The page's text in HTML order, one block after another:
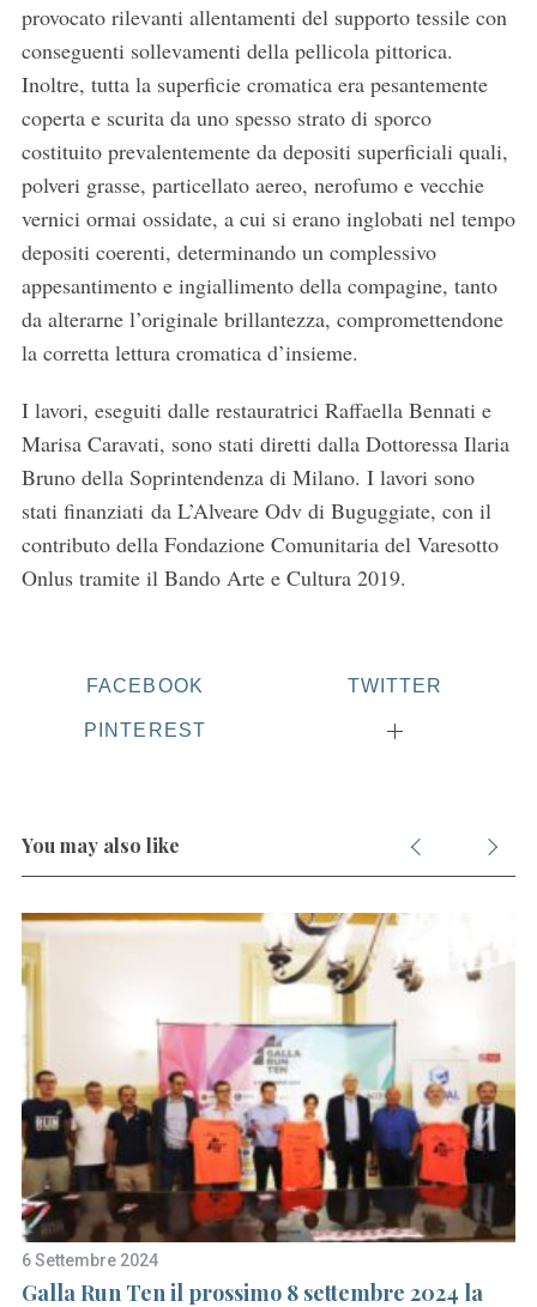
provocato rilevanti allentamenti del supporto tessile con
conseguenti sollevamenti della pellicola pittorica.
Inoltre, tutta la superficie cromatica era pesantemente
coperta e scurita da uno spesso strato di sporco
costituito prevalentemente da depositi superficiali quali,
polveri grasse, particellato aereo, nerofumo e vecchie
vernici ormai ossidate, a cui si erano inglobati nel tempo
depositi coerenti, determinando un complessivo
appesantimento e ingiallimento della compagine, tanto
da alterarne l’originale brillantezza, compromettendone
la corretta lettura cromatica d’insieme.
I lavori, eseguiti dalle restauratrici Raffaella Bennati e
Marisa Caravati, sono stati diretti dalla Dottoressa Ilaria
Bruno della Soprintendenza di Milano. I lavori sono
stati finanziati da L’Alveare Odv di Buguggiate, con il
contributo della Fondazione Comunitaria del Varesotto
Onlus tramite il Bando Arte e Cultura 2019.
FACEBOOK TWITTER
PINTEREST
You may also like
6 Settembre 2024
Galla Run Ten il prossimo 8 settembre 2024 la
S
a
r
h
f
o